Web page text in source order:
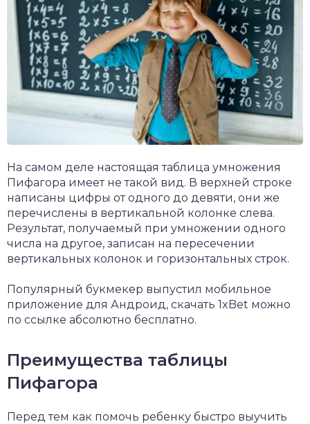
На самом деле настоящая таблица умножения
Пифагора имеет не такой вид. В верхней строке
написаны цифры от одного до девяти, они же
перечислены в вертикальной колонке слева.
Результат, получаемый при умножении одного
числа на другое, записан на пересечении
вертикальных колонок и горизонтальных строк.
Популярный букмекер выпустил мобильное
приложение для Андроид, скачать 1xBet можно
по ссылке абсолютно бесплатно.
Преимущества таблицы
Пифагора
Перед тем как помочь ребенку быстро выучить